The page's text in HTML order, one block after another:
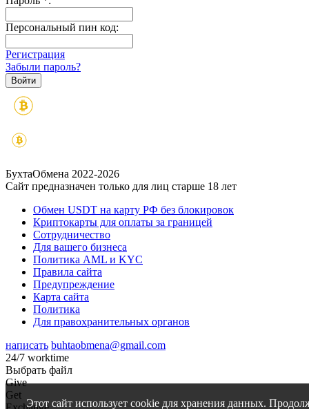
Персональный пин код:
Регистрация
Забыли пароль?
БухтаОбмена 2022-2026
Сайт предназначен только для лиц старше 18 лет
Обмен USDT на карту РФ без блокировок
Криптокарты для оплаты за границей
Сотрудничество
Для вашего бизнеса
Политика AML и KYC
Правила сайта
Предупреждение
Карта сайта
Политика
Для правохранительных органов
написать buhtaobmena@gmail.com
24/7 worktime
Выбрать файл
Give
Get
Этот сайт использует cookie для хранения данных.